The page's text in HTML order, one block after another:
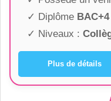
✓ Diplôme BAC+4
✓ Niveaux :
Plus de détails